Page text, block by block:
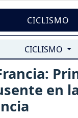
CICLISMO
CICLISMO
en